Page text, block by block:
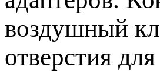
воздушный
отверстия